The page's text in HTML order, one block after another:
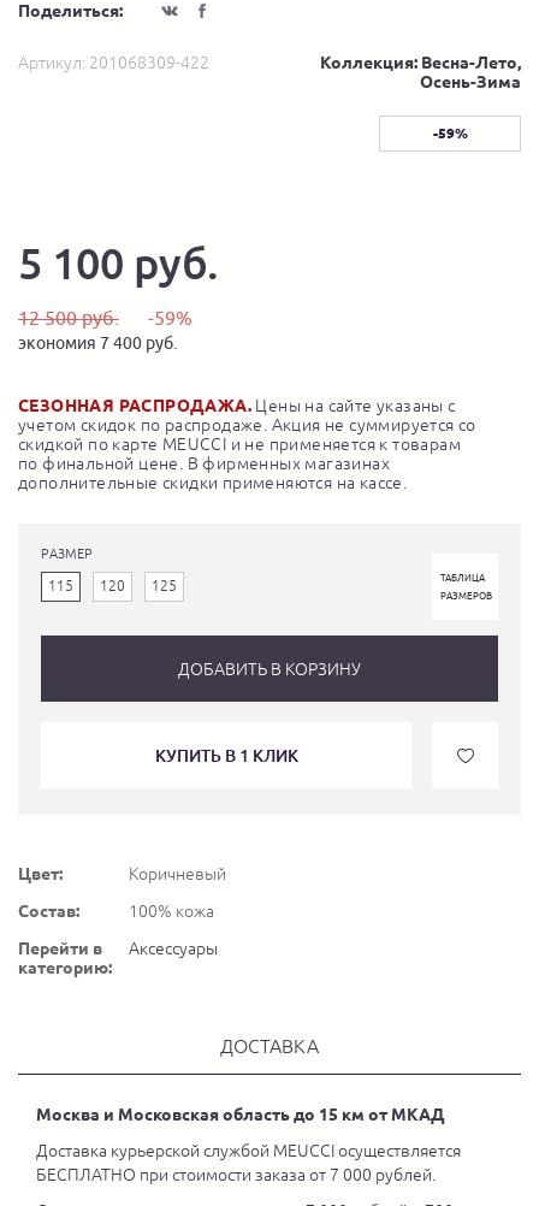
Поделиться:
Артикул: 201068309-422
Коллекция: Весна-Лето,
Осень-Зима
-59%
5 100 руб.
12 500 руб. -59%
экономия 7 400 руб.
СЕЗОННАЯ РАСПРОДАЖА. Цены на сайте указаны с
учетом скидок по распродаже. Акция не суммируется со
скидкой по карте MEUCCI и не применяется к товарам
по финальной цене. В фирменных магазинах
дополнительные скидки применяются на кассе.
РАЗМЕР
115 120 125
ТАБЛИЦА
РАЗМЕРОВ
ДОБАВИТЬ В КОРЗИНУ
КУПИТЬ В 1 КЛИК
Цвет:
Коричневый
Состав:
100% кожа
Перейти в
категорию:
Аксессуары
ДОСТАВКА
Москва и Московская область до 15 км от МКАД
Доставка курьерской службой MEUCCI осуществляется
БЕСПЛАТНО при стоимости заказа от 7 000 рублей.